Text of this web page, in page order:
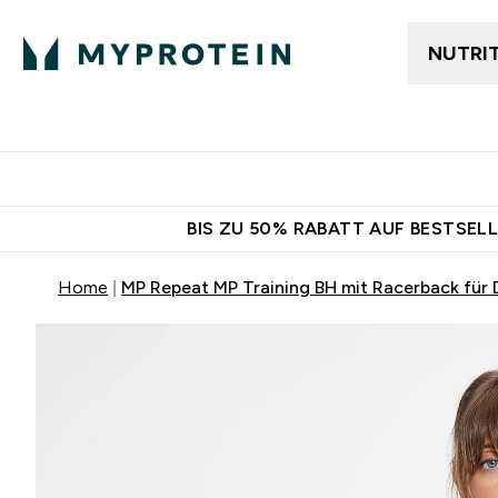
BIS ZU 50% RABATT AUF
Home MP Repeat MP Training BH mit Racerback für